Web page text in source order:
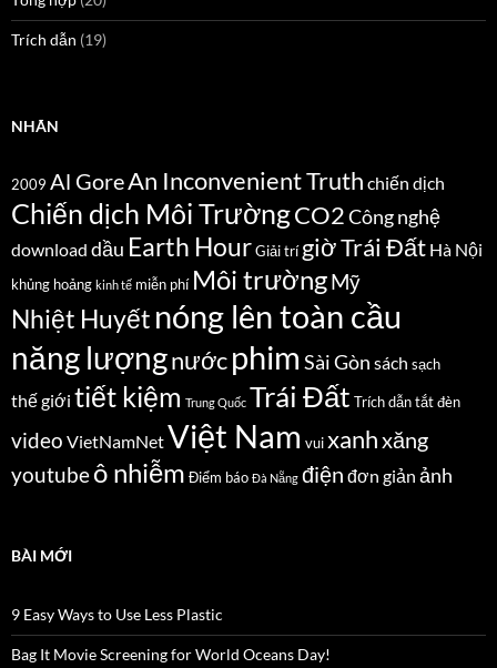
Trích dẫn (19)
NHÃN
2009 Al GoreAn Inconvenient Truth chiến dịch
Chiến dịch Môi TrườngCO2Công nghệ
download dầu Earth HourGiải trí giờ Trái Đất Hà Nội
khủng hoảng kinh tế miễn phí Môi trườngMỹ
Nhiệt Huyết nóng lên toàn cầu
năng lượngnướcphim Sài Gòn sách sạch
thế giới tiết kiệm Trung Quốc Trái Đất Trích dẫntắt đèn
video VietNamNetViệt Nam vuixanhxăng
youtubeô nhiễm Điểm báo Đà Nẵng điện đơn giản ảnh
BÀI MỚI
9 Easy Ways to Use Less Plastic
Bag It Movie Screening for World Oceans Day!